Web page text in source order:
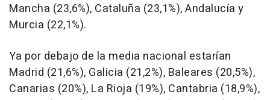
Mancha (23,6%), Cataluña (23,1%), Andalucía y
Murcia (22,1%).
Ya por debajo de la media nacional estarían
Madrid (21,6%), Galicia (21,2%), Baleares (20,5%),
Canarias (20%), La Rioja (19%), Cantabria (18,9%),